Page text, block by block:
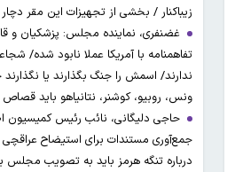
زیباکنار / بخشی از تجهیزات این مقر
غضنفری، نماینده مجلس: پزشکیان و
تفاهمنامه با آمریکا عملا نابود شده/
ندارند/ اسمش را جنگ بگذارند یا
ونس، روبیو، کوشنر، نتانیاهو باید
حاجی دلیگانی، نائب رئیس
جمع‌آوری مستندات برای استیضاح
درباره تنگه هرمز باید به تصویب مجلس